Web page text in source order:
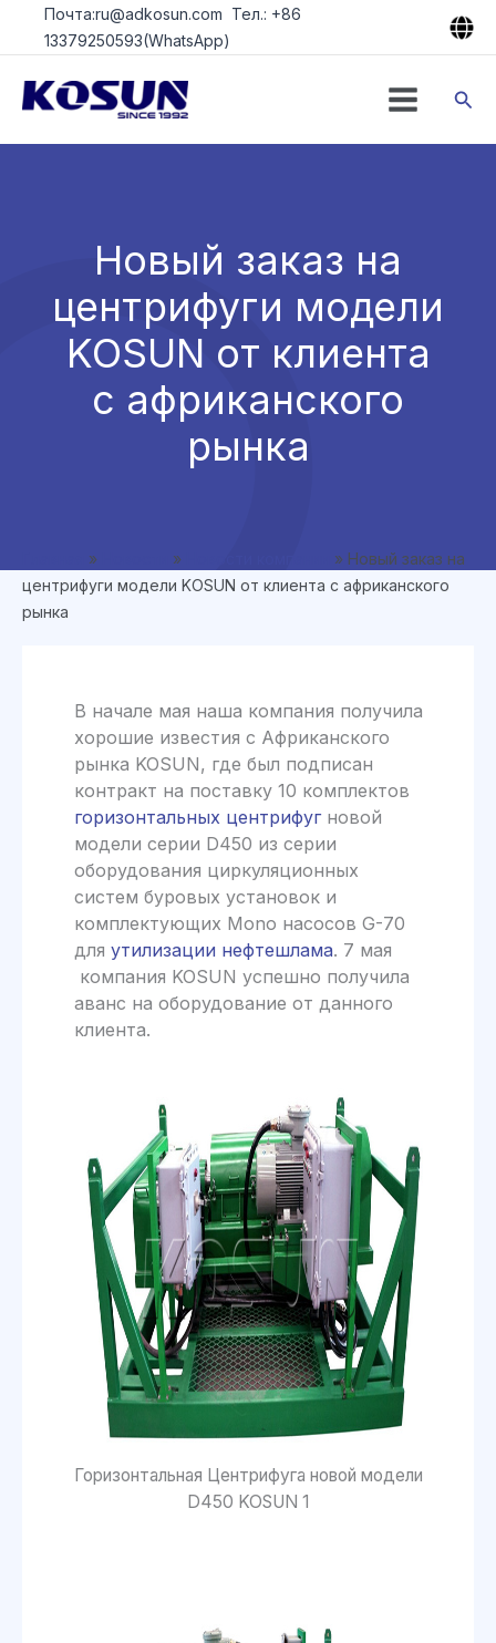
ПерейтиПочта:ru@adkosun.com Тел.: +86
13379250593(WhatsApp)
Новый заказ на
центрифуги модели
KOSUN от клиента
с африканского
рынка
» » » Новый заказ на
центрифуги модели KOSUN от клиента с африканского
рынка
В начале мая наша компания получила
хорошие известия с Африканского
рынка KOSUN, где был подписан
контракт на поставку 10 комплектов
горизонтальных центрифугновой
модели серии D450 из серии
оборудования циркуляционных
систем буровых установок и
комплектующих Mono насосов G-70
для утилизации нефтешлама. 7 мая
компания KOSUN успешно получила
аванс на оборудование от данного
клиента.
Горизонтальная Центрифуга новой модели
D450 KOSUN 1